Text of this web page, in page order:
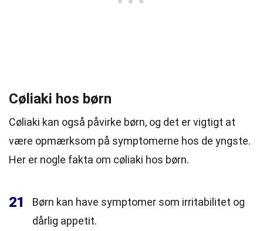
Cøliaki hos børn
Cøliaki kan også påvirke børn, og det er vigtigt at
være opmærksom på symptomerne hos de yngste.
Her er nogle fakta om cøliaki hos børn.
21
Børn kan have symptomer som irritabilitet og
dårlig appetit.